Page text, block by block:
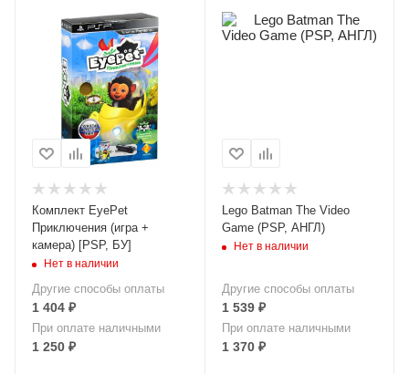
Комплект EyePet
Приключения (игра +
камера) [PSP, БУ]
Нет в наличии
Другие способы оплаты
1 404 ₽
При оплате наличными
1 250 ₽
Lego Batman The Video
Game (PSP, АНГЛ)
Нет в наличии
Другие способы оплаты
1 539₽
При оплате наличными
1 370₽